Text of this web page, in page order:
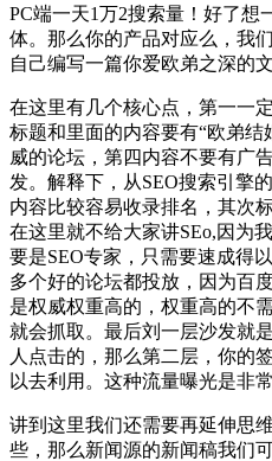
PC端一天1万2搜索量！好了想
体。那么你的产品对应么，我
自己编写一篇你爱欧弟之深的文
在这里有几个核心点，第一一
标题和里面的内容要有“欧弟
威的论坛，第四内容不要有广
发。解释下，从SEO搜索引擎
内容比较容易收录排名，其次
在这里就不给大家讲SEo,因为
要是SEO专家，只需要速成得
多个好的论坛都投放，因为百
是权威权重高的，权重高的不
就会抓取。最后刘一层沙发就
人点击的，那么第二层，你的
以去利用。这种流量曝光是非常
讲到这里我们还需要再延伸思
些，那么新闻源的新闻稿我们